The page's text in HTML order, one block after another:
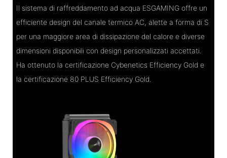
Il sistema di raffreddamento ad acqua ESGAMING offre un
efficiente design del canale termico AC, alette a forma di S
per una maggiore area di dissipazione del calore e diverse
dimensioni disponibili con design personalizzati accettati.
Ha ottenuto la certificazione Cybenetics Efficiency Gold e
la certificazione 80 PLUS Efficiency Gold.